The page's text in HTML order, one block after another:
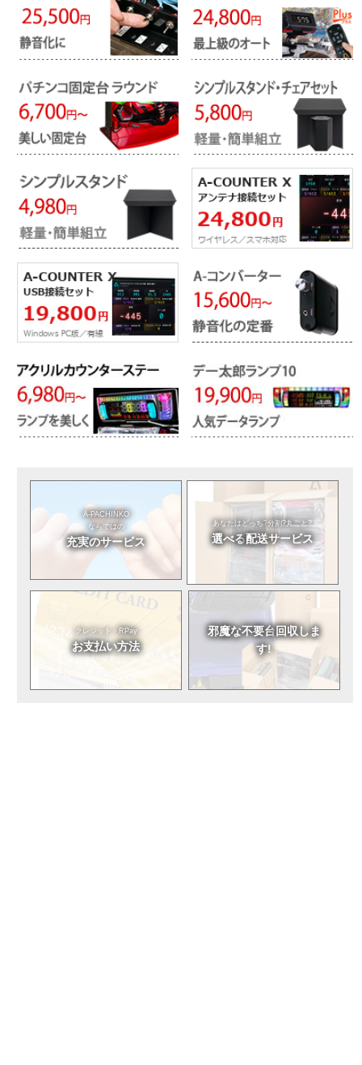
A-PACHINKO
ならではの
充実のサービス
あなたはどっち?分割?丸ごと?
選べる配送サービス
クレジット・RPay
お支払い方法
邪魔な不要台回収しま
す!